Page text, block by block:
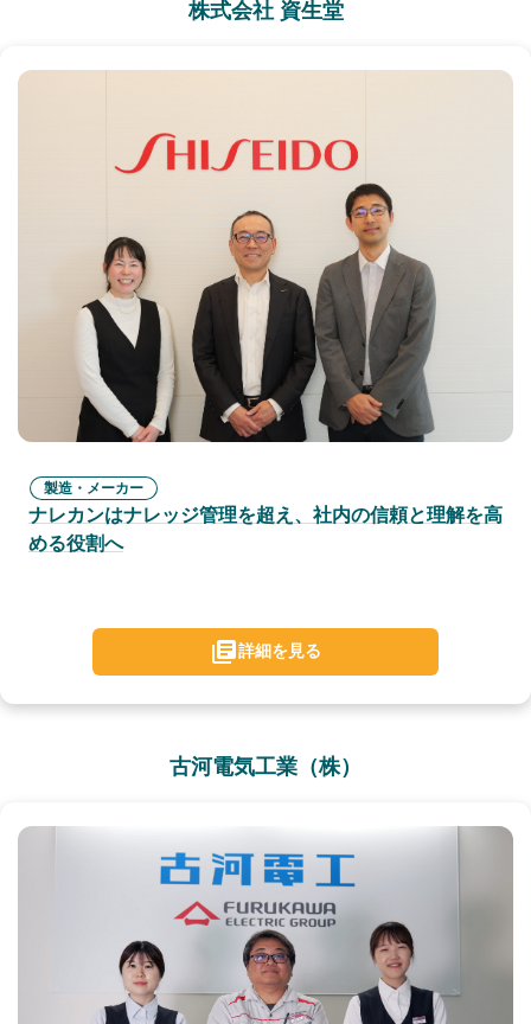
株式会社 資生堂
製造・メーカー
ナレカンはナレッジ管理を超え、社内の信頼と理解を高
める役割へ
詳細を見る
古河電気工業（株）